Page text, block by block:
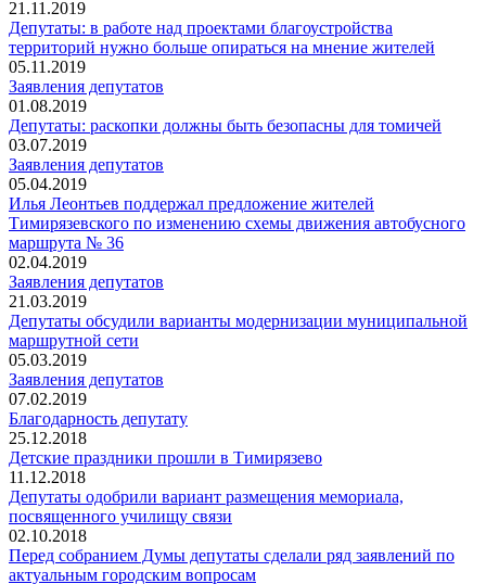
21.11.2019
Депутаты: в работе над проектами благоустройства
территорий нужно больше опираться на мнение жителей
05.11.2019
Заявления депутатов
01.08.2019
Депутаты: раскопки должны быть безопасны для томичей
03.07.2019
Заявления депутатов
05.04.2019
Илья Леонтьев поддержал предложение жителей
Тимирязевского по изменению схемы движения автобусного
маршрута № 36
02.04.2019
Заявления депутатов
21.03.2019
Депутаты обсудили варианты модернизации муниципальной
маршрутной сети
05.03.2019
Заявления депутатов
07.02.2019
Благодарность депутату
25.12.2018
Детские праздники прошли в Тимирязево
11.12.2018
Депутаты одобрили вариант размещения мемориала,
посвященного училищу связи
02.10.2018
Перед собранием Думы депутаты сделали ряд заявлений по
актуальным городским вопросам